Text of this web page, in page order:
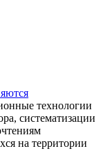
технологии
систематизации
на территории